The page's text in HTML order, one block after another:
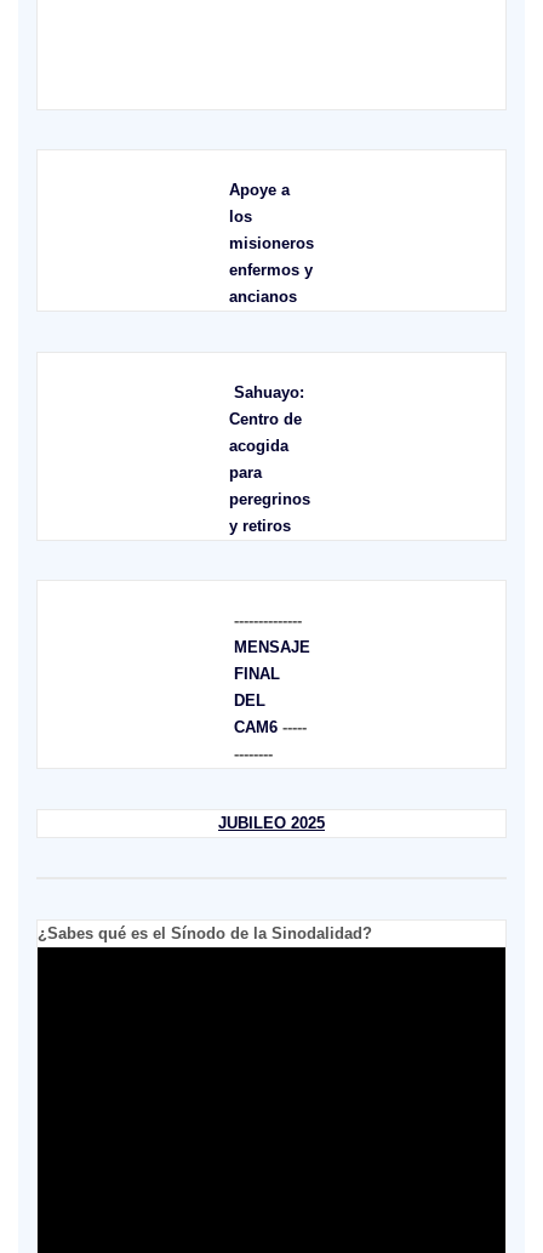
Apoye a
los
misioneros
enfermos y
ancianos
Sahuayo:
Centro de
acogida
para
peregrinos
y retiros
--------------
MENSAJE
FINAL
DEL
CAM6-----
--------
JUBILEO 2025
¿Sabes qué es el Sínodo de la Sinodalidad?